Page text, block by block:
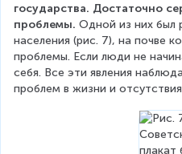
государства. Достаточно
проблемы. Одной из них был
населения (рис. 7), на почве
проблемы. Если люди не
себя. Все эти явления
проблем в жизни и